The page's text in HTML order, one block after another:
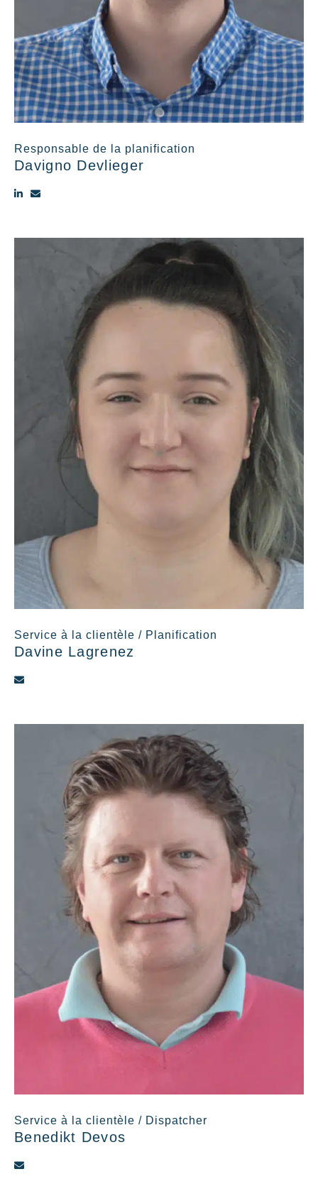
Responsable de la planification
Davigno Devlieger
Service à la clientèle / Planification
Davine Lagrenez
Service à la clientèle / Dispatcher
Benedikt Devos